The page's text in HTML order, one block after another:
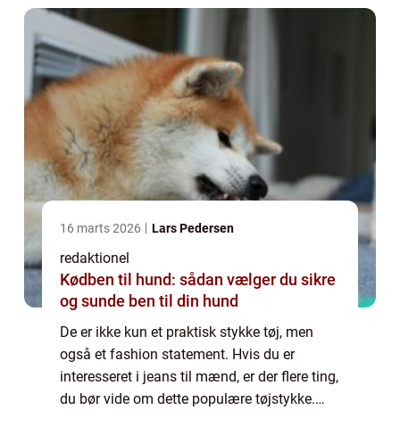
16 marts 2026 Lars Pedersen
redaktionel
Kødben til hund: sådan vælger du sikre
og sunde ben til din hund
De er ikke kun et praktisk stykke tøj, men
også et fashion statement. Hvis du er
interesseret i jeans til mænd, er der flere ting,
du bør vide om dette populære tøjstykke.